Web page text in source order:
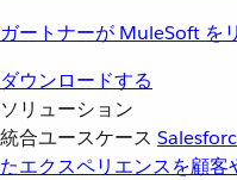
ガートナーが MuleSoft を
ダウンロードする
ソリューション
統合ユースケース
たエクスペリエンスを顧客